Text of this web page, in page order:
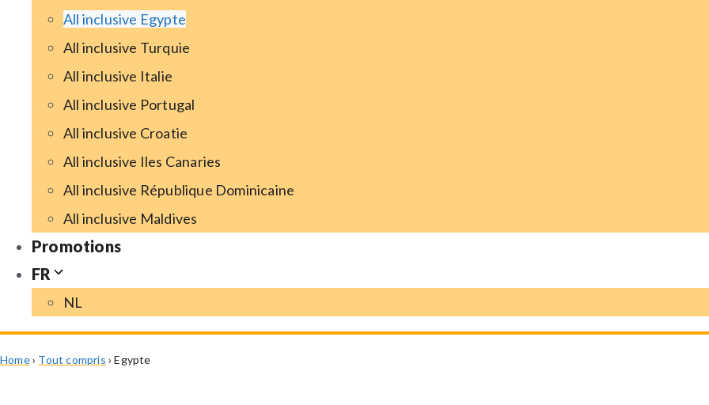
All inclusive Egypte
All inclusive Turquie
All inclusive Italie
All inclusive Portugal
All inclusive Croatie
All inclusive Iles Canaries
All inclusive République Dominicaine
All inclusive Maldives
Promotions
FR
NL
Home› Tout compris ›Egypte